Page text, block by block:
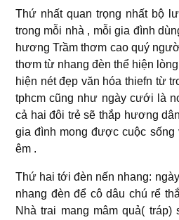
Thứ nhất quan trọng nhất bộ
trong mỗi nhà , mỗi gia đình
hương Trầm thơm cao quý
thơm từ nhang đèn thể hiện
hiện nét đẹp văn hóa thiefn từ
tphcm cũng như ngày cưới là
cả hai đôi trẻ sẽ thắp hương
gia đình mong được cuộc sống
êm .
Thứ hai tới đèn nến nhang:
nhang đèn để cô dâu chú rể
Nhà trai mang mâm quả( tráp)